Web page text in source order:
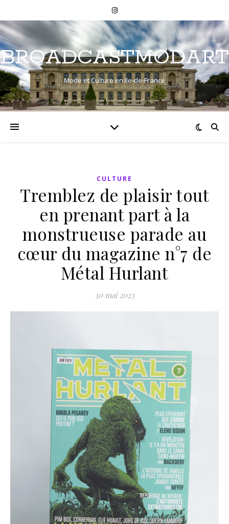
BROADCASTMODART
Mode et Culture en Ile-de-France
CULTURE
Tremblez de plaisir tout
en prenant part à la
monstrueuse parade au
cœur du magazine n°7 de
Métal Hurlant
30 mai 2023